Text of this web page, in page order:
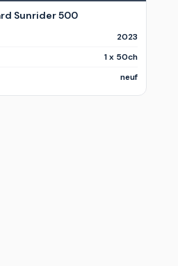
Sunrider 500
2023
1 x 50ch
neuf